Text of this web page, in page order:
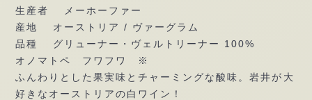
bottles
個
生産者 メーホーファー
産地 オーストリア / ヴァーグラム
品種 グリューナー・ヴェルトリーナー 100%
オノマトペ フワフワ ※
ふんわりとした果実味とチャーミングな酸味。岩井が大
好きなオーストリアの白ワイン！